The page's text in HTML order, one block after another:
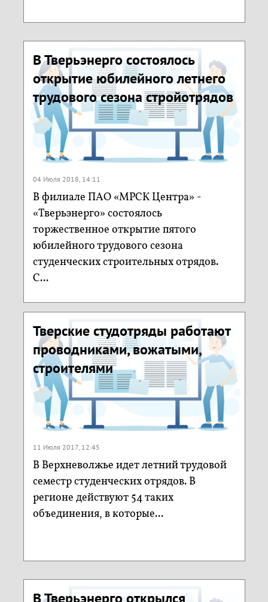
В Тверьэнерго состоялось
открытие юбилейного летнего
трудового сезона стройотрядов
04 Июля 2018, 14:11
В филиале ПАО «МРСК Центра» -
«Тверьэнерго» состоялось
торжественное открытие пятого
юбилейного трудового сезона
студенческих строительных отрядов.
С...
Тверские студотряды работают
проводниками, вожатыми,
строителями
11 Июля 2017, 12:45
В Верхневолжье идет летний трудовой
семестр студенческих отрядов. В
регионе действуют 54 таких
объединения, в которые...
В Тверьэнерго открылся